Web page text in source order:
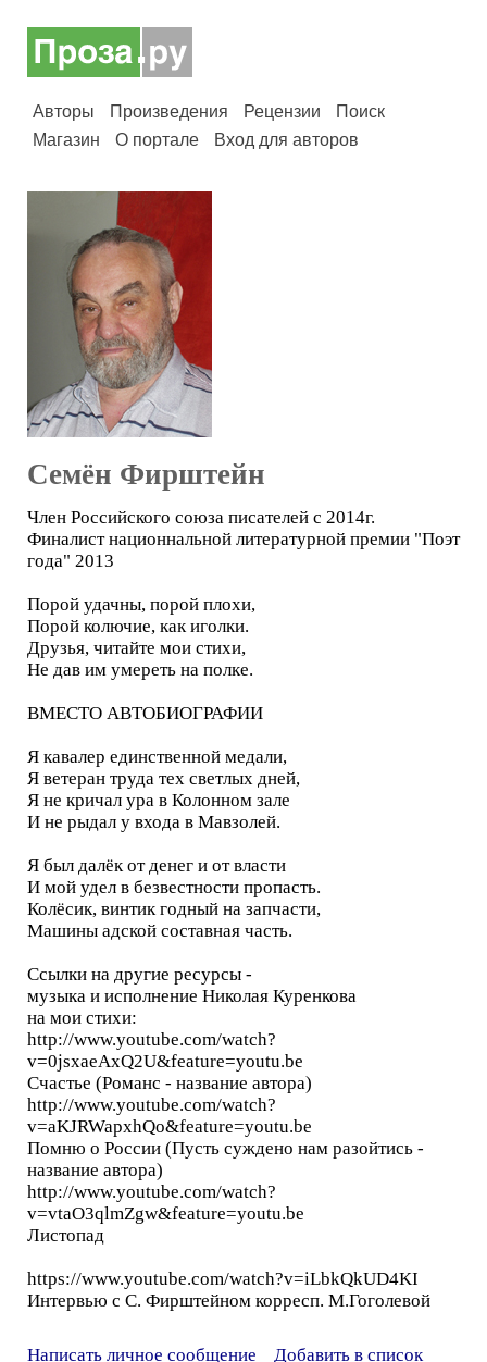
Авторы Произведения Рецензии
Поиск
Магазин
О портале Вход для авторов
Семён Фирштейн
Член Российского союза писателей с 2014г.
Финалист национнальной литературной премии "Поэт
года" 2013
Порой удачны, порой плохи,
Порой колючие, как иголки.
Друзья, читайте мои стихи,
Не дав им умереть на полке.
ВМЕСТО АВТОБИОГРАФИИ
Я кавалер единственной медали,
Я ветеран труда тех светлых дней,
Я не кричал ура в Колонном зале
И не рыдал у входа в Мавзолей.
Я был далёк от денег и от власти
И мой удел в безвестности пропасть.
Колёсик, винтик годный на запчасти,
Машины адской составная часть.
Ссылки на другие ресурсы -
музыка и исполнение Николая Куренкова
на мои стихи:
http://www.youtube.com/watch?
v=0jsxaeAxQ2U&feature=youtu.be
Счастье (Романс - название автора)
http://www.youtube.com/watch?
v=aKJRWapxhQo&feature=youtu.be
Помню о России (Пусть суждено нам разойтись -
название автора)
http://www.youtube.com/watch?
v=vtaO3qlmZgw&feature=youtu.be
Листопад
https://www.youtube.com/watch?v=iLbkQkUD4KI
Интервью с С. Фирштейном корресп. М.Гоголевой
Написать личное сообщение
Добавить в список